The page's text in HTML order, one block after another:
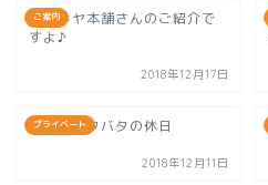
ご案内
ヨナキヤ本舗さんのご紹介で
すよ♪
2018年12月17日
プライベート
朝からドタバタの休日
2018年12月11日